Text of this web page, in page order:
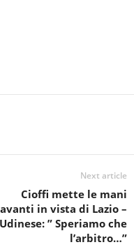
Next article
Cioffi mette le mani
avanti in vista di Lazio –
Udinese: ” Speriamo che
l’arbitro…”